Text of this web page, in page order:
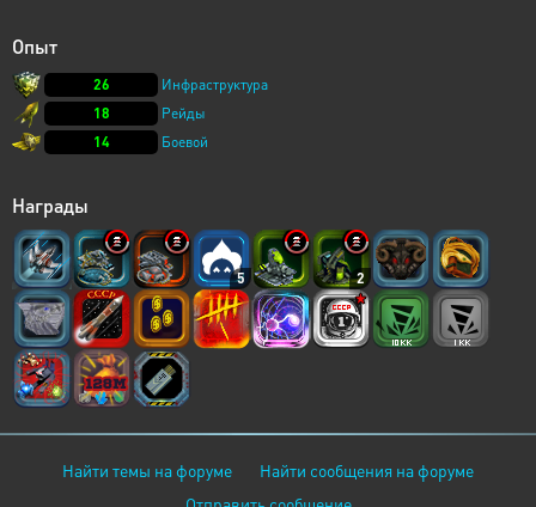
Опыт
26
Инфраструктура
18
Рейды
14
Боевой
Награды
5 2
Найти темы на форуме
Найти сообщения на форуме